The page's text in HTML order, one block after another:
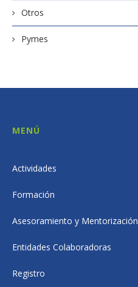
Otros
Pymes
MENÚ
Actividades
Formación
Asesoramiento y Mentorización
Entidades Colaboradoras
Registro